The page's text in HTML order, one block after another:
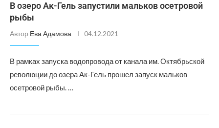
В озеро Ак-Гель запустили мальков осетровой
рыбы
Автор Ева Адамова 04.12.2021
В рамках запуска водопровода от канала им. Октябрьской
революции до озера Ак-Гель прошел запуск мальков
осетровой рыбы. …